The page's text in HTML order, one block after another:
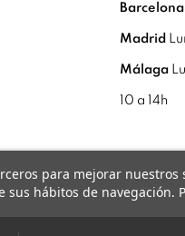
Barcelona
Madrid
Málaga
10 a 14h
para mejorar
hábitos de navegación.